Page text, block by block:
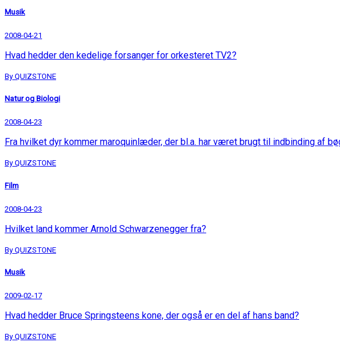
Musik
2008-04-21
Hvad hedder den kedelige forsanger for orkesteret TV2?
By QUIZSTONE
Natur og Biologi
2008-04-23
Fra hvilket dyr kommer maroquinlæder, der bl.a. har været brugt til indbinding af
By QUIZSTONE
Film
2008-04-23
Hvilket land kommer Arnold Schwarzenegger fra?
By QUIZSTONE
Musik
2009-02-17
Hvad hedder Bruce Springsteens kone, der også er en del af hans band?
By QUIZSTONE